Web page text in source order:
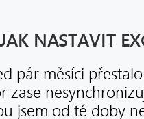
NASTAVIT
pár měsíci
zase
jsem od té doby